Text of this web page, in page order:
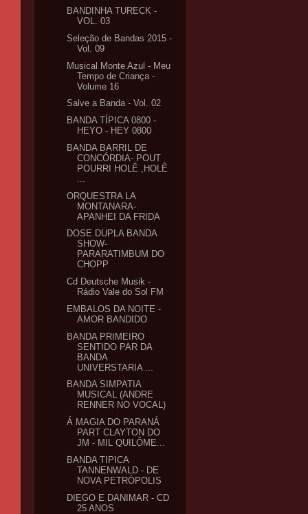
BANDINHA TURECK -
VOL. 03
Seleção de Bandas 2015 -
Vol. 09
Musical Monte Azul - Meu
Tempo de Criança -
Volume 16
Salve a Banda - Vol. 02
BANDA TÍPICA 0800 -
HEYO - HEY 0800
BANDA BARRIL DE
CONCÓRDIA- POUT
POURRI HOLÊ ,HOLÊ
ORQUESTRA LA
MONTANARA-
APANHEI DA FRIDA
DOSE DUPLA BANDA
SHOW-
PARARATIMBUM DO
CHOPP
Cd Deutsche Musik -
Rádio Vale do Sol FM
EMBALOS DA NOITE -
AMOR BANDIDO
BANDA PRIMEIRO
SENTIDO PAR DA
BANDA
UNIVERSTARIA ...
BANDA SIMPATIA
MUSICAL (ANDRE
RENNER NO VOCAL)
Á MAGIA DO PARANÁ
PART CLAYTON DO
JM - MIL QUILÔME...
BANDA TIPICA
TANNENWALD - DE
NOVA PETRÓPOLIS
DIEGO E DANIMAR - CD
25 ANOS